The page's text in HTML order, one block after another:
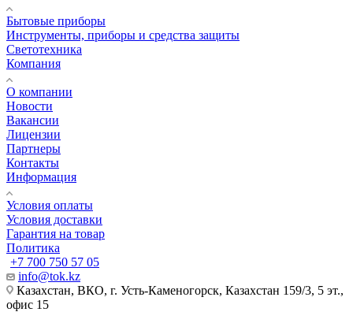
Бытовые приборы
Инструменты, приборы и средства защиты
Светотехника
Компания
О компании
Новости
Вакансии
Лицензии
Партнеры
Контакты
Информация
Условия оплаты
Условия доставки
Гарантия на товар
Политика
+7 700 750 57 05
info@tok.kz
Казахстан, ВКО, г. Усть-Каменогорск, Казахстан 159/3, 5 эт.,
офис 15